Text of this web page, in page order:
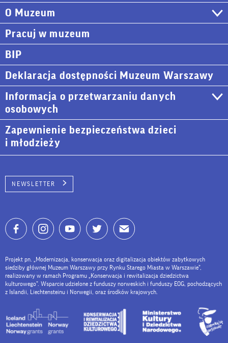
O Muzeum
Pracuj w muzeum
BIP
Deklaracja dostępności Muzeum Warszawy
Informacja o przetwarzaniu danych
osobowych
Zapewnienie bezpieczeństwa dzieci
i młodzieży
NEWSLETTER
Projekt pn. „Modernizacja, konserwacja oraz digitalizacja obiektów zabytkowych
siedziby głównej Muzeum Warszawy przy Rynku Starego Miasta w Warszawie”,
realizowany w ramach Programu „Konserwacja i rewitalizacja dziedzictwa
kulturowego”. Wsparcie udzielone z funduszy norweskich i funduszy EOG, pochodzących
z Islandii, Liechtensteinu i Norwegii, oraz środków krajowych.